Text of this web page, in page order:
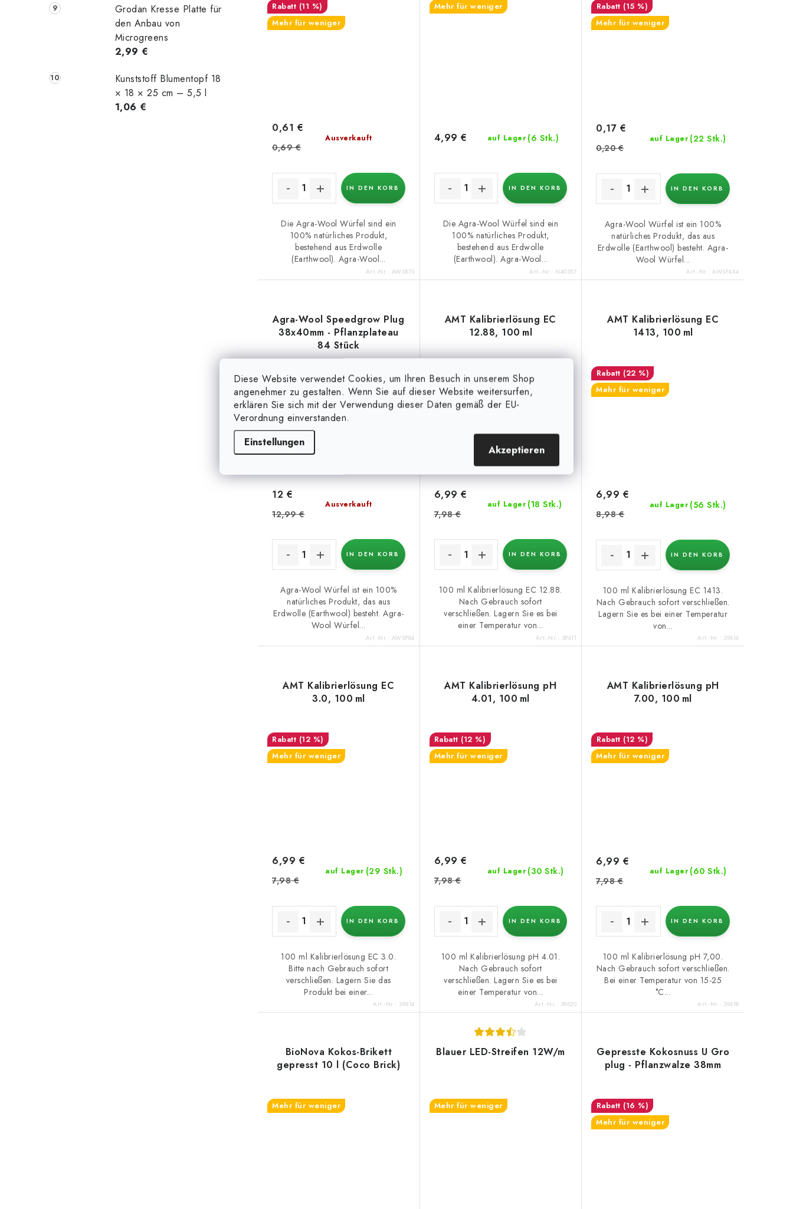
Diese Website verwendet Cookies, um Ihren Besuch in unserem Shop
angenehmer zu gestalten. Wenn Sie auf dieser Website weitersurfen,
erklären Sie sich mit der Verwendung dieser Daten gemäß der EU-
Verordnung einverstanden.
Einstellungen
Akzeptieren
Grodan Kresse Platte für
den Anbau von
Microgreens
2,99 €
Kunststoff Blumentopf 18
× 18 × 25 cm – 5,5 l
1,06 €
(11 %)
Mehr für weniger
Ausverkauft
0,61 €
0,69 €
IN DEN KORB
Die Agra-Wool Würfel sind ein
100% natürliches Produkt,
bestehend aus Erdwolle
(Earthwool). Agra-Wool...
Art.-Nr.: AWSB7S
Mehr für weniger
auf Lager (6 Stk.)
4,99 €
IN DEN KORB
Die Agra-Wool Würfel sind ein
100% natürliches Produkt,
bestehend aus Erdwolle
(Earthwool). Agra-Wool...
Art.-Nr.: N40357
(15 %)
Mehr für weniger
auf Lager (22 Stk.)
0,17 €
0,20 €
IN DEN KORB
Agra-Wool Würfel ist ein 100%
natürliches Produkt, das aus
Erdwolle (Earthwool) besteht. Agra-
Wool Würfel...
Art.-Nr.:AWSP4X4
Agra-Wool Speedgrow Plug
38x40mm - Pflanzplateau
84 Stück
Mehr für weniger
Ausverkauft
12 €
12,99 €
IN DEN KORB
Agra-Wool Würfel ist ein 100%
natürliches Produkt, das aus
Erdwolle (Earthwool) besteht. Agra-
Wool Würfel...
Art.-Nr.: AWSP84
AMT Kalibrierlösung EC
12.88, 100 ml
(12 %)
Mehr für weniger
auf Lager (18 Stk.)
6,99 €
7,98 €
IN DEN KORB
100 ml Kalibrierlösung EC 12.88.
Nach Gebrauch sofort
verschließen. Lagern Sie es bei
einer Temperatur von...
Art.-Nr.: 39611
AMT Kalibrierlösung EC
1413, 100 ml
(22 %)
Mehr für weniger
auf Lager (56 Stk.)
6,99 €
8,98 €
IN DEN KORB
100 ml Kalibrierlösung EC 1413.
Nach Gebrauch sofort verschließen.
Lagern Sie es bei einer Temperatur
von...
Art.-Nr.: 39616
AMT Kalibrierlösung EC
3.0, 100 ml
(12 %)
Mehr für weniger
auf Lager (29 Stk.)
6,99 €
7,98 €
IN DEN KORB
100 ml Kalibrierlösung EC 3.0.
Bitte nach Gebrauch sofort
verschließen. Lagern Sie das
Produkt bei einer...
Art.-Nr.: 39614
AMT Kalibrierlösung pH
4.01, 100 ml
(12 %)
Mehr für weniger
auf Lager (30 Stk.)
6,99 €
7,98 €
IN DEN KORB
100 ml Kalibrierlösung pH 4.01.
Nach Gebrauch sofort
verschließen. Lagern Sie es bei
einer Temperatur von...
Art.-Nr.: 39620
AMT Kalibrierlösung pH
7.00, 100 ml
(12 %)
Mehr für weniger
auf Lager (60 Stk.)
6,99 €
7,98 €
IN DEN KORB
100 ml Kalibrierlösung pH 7,00.
Nach Gebrauch sofort verschließen.
Bei einer Temperatur von 15-25
°C...
Art.-Nr.: 39618
BioNova Kokos-Brikett
gepresst 10 l (Coco Brick)
Mehr für weniger
Blauer LED-Streifen 12W/m
Mehr für weniger
Gepresste Kokosnuss U Gro
plug - Pflanzwalze 38mm
(16 %)
Mehr für weniger